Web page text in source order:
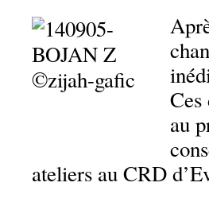
Ces
au
ateliers au CRD